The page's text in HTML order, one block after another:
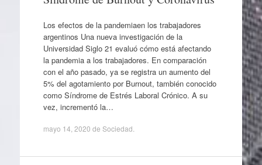
Los efectos de la pandemiaen los trabajadores
argentinos Una nueva investigación de la
Universidad Siglo 21 evaluó cómo está afectando
la pandemia a los trabajadores. En comparación
con el año pasado, ya se registra un aumento del
5% del agotamiento por Burnout, también conocido
como Síndrome de Estrés Laboral Crónico. A su
vez, incrementó la…
mayo 14, 2020 de Sociedad